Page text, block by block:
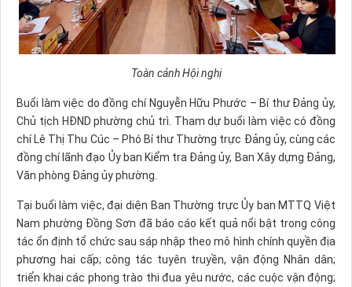
Toàn cảnh Hội nghị
Buổi làm việc do đồng chí Nguyễn Hữu Phước – Bí thư Đảng ủy,
Chủ tịch HĐND phường chủ trì. Tham dự buổi làm việccó đồng
chí Lê Thị Thu Cúc – Phó Bí thư Thường trực Đảng ủy, cùng các
đồng chí lãnh đạo Ủy ban Kiểm tra Đảng ủy, Ban Xây dựng Đảng,
Văn phòng Đảng ủy phường.
Tại buổi làm việc, đại diện Ban Thường trực Ủy ban MTTQ Việt
Nam phường Đồng Sơn đã báo cáo kết quả nổi bật trong công
tác ổn định tổ chức sau sáp nhập theo mô hình chính quyền địa
phương hai cấp; công tác tuyên truyền, vận động Nhân dân;
triển khai các phong trào thi đua yêu nước, các cuộc vận động;